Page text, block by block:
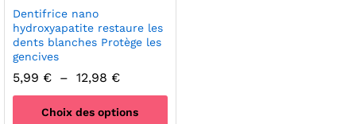
Dentifrice nano
hydroxyapatite restaure les
dents blanches Protège les
gencives
5,99 € – 12,98 €Plage
5,99 €
Choix des options